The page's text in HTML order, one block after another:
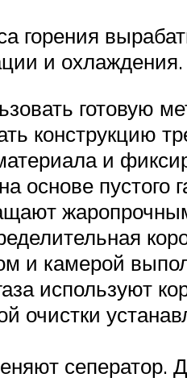
горения
и
готовую
конструкцию
и
основе пустого
и камерой
используют
очистки